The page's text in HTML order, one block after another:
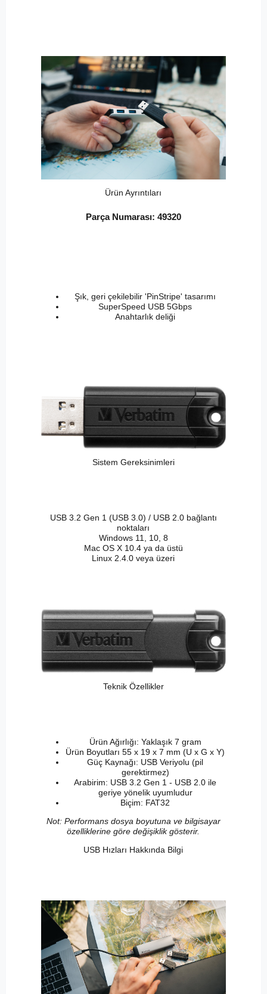
Ürün Ayrıntıları
Parça Numarası: 49320
Şık, geri çekilebilir 'PinStripe' tasarımı
SuperSpeed USB 5Gbps
Anahtarlık deliği
Sistem Gereksinimleri
USB 3.2 Gen 1 (USB 3.0) / USB 2.0 bağlantı
noktaları
Windows 11, 10, 8
Mac OS X 10.4 ya da üstü
Linux 2.4.0 veya üzeri
Teknik Özellikler
Ürün Ağırlığı: Yaklaşık 7 gram
Ürün Boyutları 55 x 19 x 7 mm (U x G x Y)
Güç Kaynağı: USB Veriyolu (pil
gerektirmez)
Arabirim: USB 3.2 Gen 1 - USB 2.0 ile
geriye yönelik uyumludur
Biçim: FAT32
Not: Performans dosya boyutuna ve bilgisayar
özelliklerine göre değişiklik gösterir.
USB Hızları Hakkında Bilgi